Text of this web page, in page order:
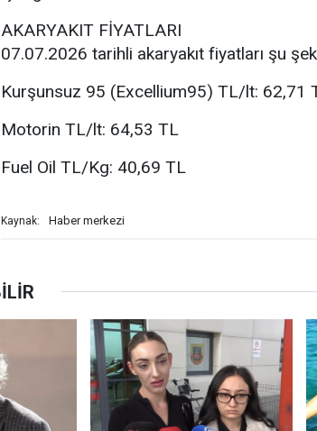
AKARYAKIT FİYATLARI
07.07.2026 tarihli akaryakıt fiyatları şu
Kurşunsuz 95 (Excellium95) TL/lt: 62,71
Motorin TL/lt: 64,53 TL
Fuel Oil TL/Kg: 40,69 TL
Kaynak: Haber merkezi